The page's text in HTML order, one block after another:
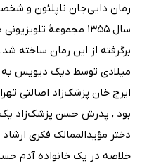
رمان دایی‌جان ناپلئون و
سال ۱۳۵۵ مجموعهٔ
میلادی توسط دیک دیویس
ایرج خان پزشک‌زاد اصالتی
بود , پدرش حسن پزشک‌زاد
دختر مؤیدالممالک فکری
خلاصه در یک خانواده آدم